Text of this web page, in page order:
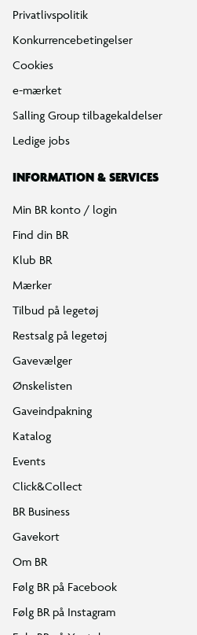
Privatlivspolitik
Konkurrencebetingelser
Cookies
e-mærket
Salling Group tilbagekaldelser
Ledige jobs
INFORMATION & SERVICES
Min BR konto / login
Find din BR
Klub BR
Mærker
Tilbud på legetøj
Restsalg på legetøj
Gavevælger
Ønskelisten
Gaveindpakning
Katalog
Events
Click&Collect
BR Business
Gavekort
Om BR
Følg BR på Facebook
Følg BR på Instagram